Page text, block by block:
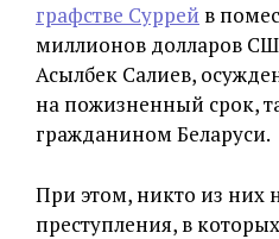
графстве Суррей в
миллионов долларов
Асылбек Салиев,
на пожизненный срок,
гражданином Беларуси.
При этом, никто из них
преступления, в